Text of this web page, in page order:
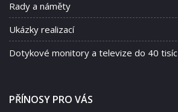
Rady a náměty
Ukázky realizací
Dotykové monitory a televize do 40 tisíc
PŘÍNOSY PRO VÁS